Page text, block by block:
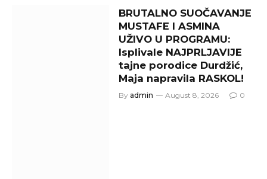
BRUTALNO SUOČAVANJE
MUSTAFE I ASMINA
UŽIVO U PROGRAMU:
Isplivale NAJPRLJAVIJE
tajne porodice Durdžić,
Maja napravila RASKOL!
By admin August 8, 2026 0